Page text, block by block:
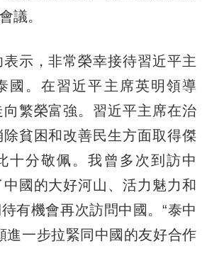
議。
，非常榮幸接待習近平主
國。在習近平主席英明領導
繁榮富強。習近平主席在治
貧困和改善民生方面取得傑
十分敬佩。我曾多次到訪中
國的大好河山、活力魅力和
有機會再次訪問中國。“泰中
進一步拉緊同中國的友好合作